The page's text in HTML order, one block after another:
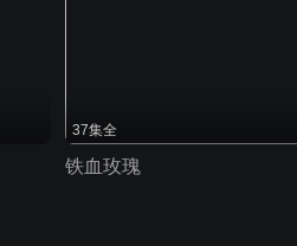
37集全
铁血玫瑰